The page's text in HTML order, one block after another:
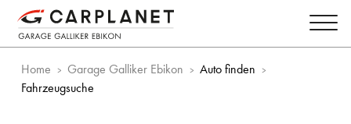
Home Garage Galliker Ebikon
Auto finden
Fahrzeugsuche